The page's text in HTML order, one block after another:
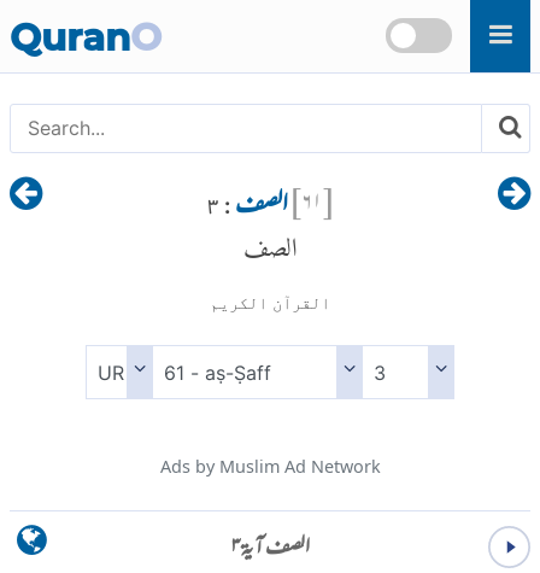
Skip to main content
QuranO
[۶۱]الصف : ۳
الصف
القرآن الكريم
Ads by Muslim Ad Network
الصف آية ۳